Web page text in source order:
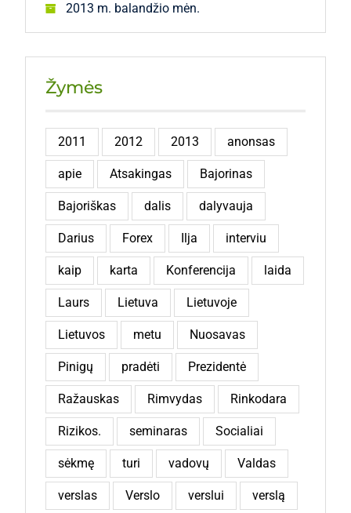
2013 m. balandžio mėn.
Žymės
2011 2012 2013 anonsas
apie Atsakingas Bajorinas
Bajoriškas dalis dalyvauja
Darius Forex Ilja interviu
kaip karta Konferencija laida
Laurs Lietuva Lietuvoje
Lietuvos metu Nuosavas
Pinigų pradėti Prezidentė
Ražauskas Rimvydas Rinkodara
Rizikos. seminaras Socialiai
sėkmę turi vadovų Valdas
verslas Verslo verslui verslą